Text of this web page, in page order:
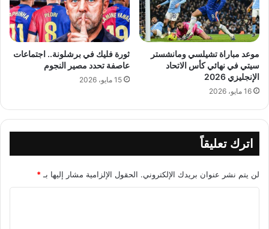
موعد مباراة تشيلسي ومانشستر
سيتي في نهائي كأس الاتحاد
الإنجليزي 2026
16 مايو، 2026
ثورة فليك في برشلونة.. اجتماعات
عاصفة تحدد مصير النجوم
15 مايو، 2026
اترك تعليقاً
لن يتم نشر عنوان بريدك الإلكتروني. الحقول الإلزامية مشار إليها بـ *